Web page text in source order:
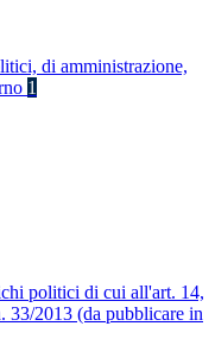
di amministrazione,
1
politici di cui all'art. 14,
33/2013 (da pubblicare in